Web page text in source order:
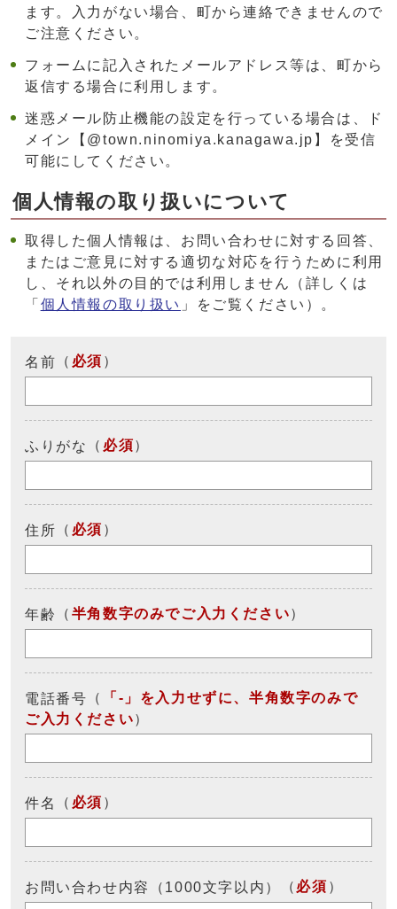
ます。入力がない場合、町から連絡できませんので
ご注意ください。
フォームに記入されたメールアドレス等は、町から
返信する場合に利用します。
迷惑メール防止機能の設定を行っている場合は、ド
メイン【@town.ninomiya.kanagawa.jp】を受信
可能にしてください。
個人情報の取り扱いについて
取得した個人情報は、お問い合わせに対する回答、
またはご意見に対する適切な対応を行うために利用
し、それ以外の目的では利用しません（詳しくは
「 個人情報の取り扱い 」をご覧ください）。
名前 （ 必須 ）
ふりがな （ 必須）
住所 （ 必須 ）
年齢 （ 半角数字のみでご入力ください）
電話番号 （
「-」を入力せずに、半角数字のみで
ご入力ください）
件名 （ 必須 ）
お問い合わせ内容（1000文字以内） （ 必須 ）